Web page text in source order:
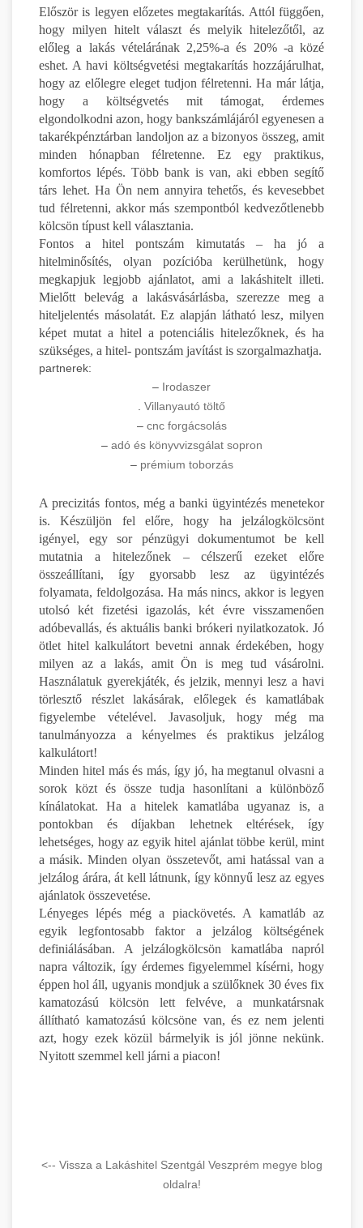
Először is legyen előzetes megtakarítás. Attól függően,
hogy milyen hitelt választ és melyik hitelezőtől, az
előleg a lakás vételárának 2,25%-a és 20% -a közé
eshet. A havi költségvetési megtakarítás hozzájárulhat,
hogy az előlegre eleget tudjon félretenni. Ha már látja,
hogy a költségvetés mit támogat, érdemes
elgondolkodni azon, hogy bankszámlájáról egyenesen a
takarékpénztárban landoljon az a bizonyos összeg, amit
minden hónapban félretenne. Ez egy praktikus,
komfortos lépés. Több bank is van, aki ebben segítő
társ lehet. Ha Ön nem annyira tehetős, és kevesebbet
tud félretenni, akkor más szempontból kedvezőtlenebb
kölcsön típust kell választania.
Fontos a hitel pontszám kimutatás – ha jó a
hitelminősítés, olyan pozícióba kerülhetünk, hogy
megkapjuk legjobb ajánlatot, ami a lakáshitelt illeti.
Mielőtt belevág a lakásvásárlásba, szerezze meg a
hiteljelentés másolatát. Ez alapján látható lesz, milyen
képet mutat a hitel a potenciális hitelezőknek, és ha
szükséges, a hitel- pontszám javítást is szorgalmazhatja.
partnerek:
– Irodaszer
Villanyautó töltő
– cnc forgácsolás
– adó és könyvvizsgálat sopron
– prémium toborzás
A precizitás fontos, még a banki ügyintézés menetekor
is. Készüljön fel előre, hogy ha jelzálogkölcsönt
igényel, egy sor pénzügyi dokumentumot be kell
mutatnia a hitelezőnek – célszerű ezeket előre
összeállítani, így gyorsabb lesz az ügyintézés
folyamata, feldolgozása. Ha más nincs, akkor is legyen
utolsó két fizetési igazolás, két évre visszamenően
adóbevallás, és aktuális banki brókeri nyilatkozatok. Jó
ötlet hitel kalkulátort bevetni annak érdekében, hogy
milyen az a lakás, amit Ön is meg tud vásárolni.
Használatuk gyerekjáték, és jelzik, mennyi lesz a havi
törlesztő részlet lakásárak, előlegek és kamatlábak
figyelembe vételével. Javasoljuk, hogy még ma
tanulmányozza a kényelmes és praktikus jelzálog
kalkulátort!
Minden hitel más és más, így jó, ha megtanul olvasni a
sorok közt és össze tudja hasonlítani a különböző
kínálatokat. Ha a hitelek kamatlába ugyanaz is, a
pontokban és díjakban lehetnek eltérések, így
lehetséges, hogy az egyik hitel ajánlat többe kerül, mint
a másik. Minden olyan összetevőt, ami hatással van a
jelzálog árára, át kell látnunk, így könnyű lesz az egyes
ajánlatok összevetése.
Lényeges lépés még a piackövetés. A kamatláb az
egyik legfontosabb faktor a jelzálog költségének
definiálásában. A jelzálogkölcsön kamatlába napról
napra változik, így érdemes figyelemmel kísérni, hogy
éppen hol áll, ugyanis mondjuk a szülőknek 30 éves fix
kamatozású kölcsön lett felvéve, a munkatársnak
állítható kamatozású kölcsöne van, és ez nem jelenti
azt, hogy ezek közül bármelyik is jól jönne nekünk.
Nyitott szemmel kell járni a piacon!
<-- Vissza a Lakáshitel Szentgál Veszprém megye blog
oldalra!